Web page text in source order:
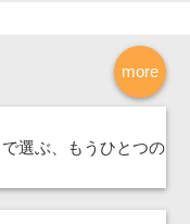
more
選ぶ、もうひとつの